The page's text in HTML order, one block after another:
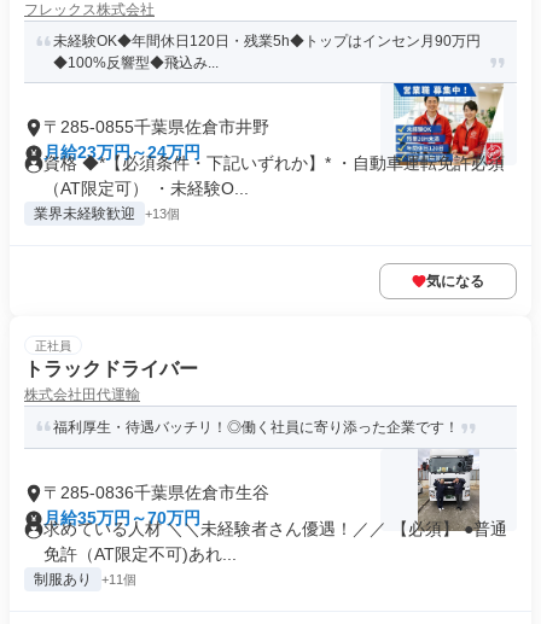
フレックス株式会社
未経験OK◆年間休日120日・残業5h◆トップはインセン月90万円
◆100%反響型◆飛込み...
〒285-0855千葉県佐倉市井野
月給23万円～24万円
資格 ◆*【必須条件・下記いずれか】* ・自動車運転免許必須
（AT限定可） ・未経験O...
業界未経験歓迎 +13個
気になる
正社員
トラックドライバー
株式会社田代運輸
福利厚生・待遇バッチリ！◎働く社員に寄り添った企業です！
〒285-0836千葉県佐倉市生谷
月給35万円～70万円
求めている人材 ＼＼未経験者さん優遇！／／ 【必須】 ●普通
免許（AT限定不可)あれ...
制服あり +11個